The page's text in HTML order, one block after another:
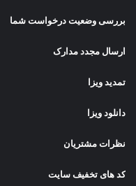
بررسی وضعیت درخواست شما
ارسال مجدد مدارک
تمدید ویزا
دانلود ویزا
نظرات مشتریان
کد های تخفیف سایت